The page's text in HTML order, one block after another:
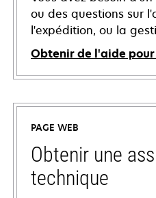
ou des questions sur
l'expédition, ou la
Obtenir de l'aide
PAGE WEB
Obtenir une
technique